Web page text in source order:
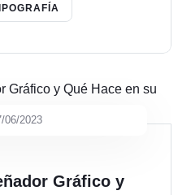
06/2023
Gráfico y